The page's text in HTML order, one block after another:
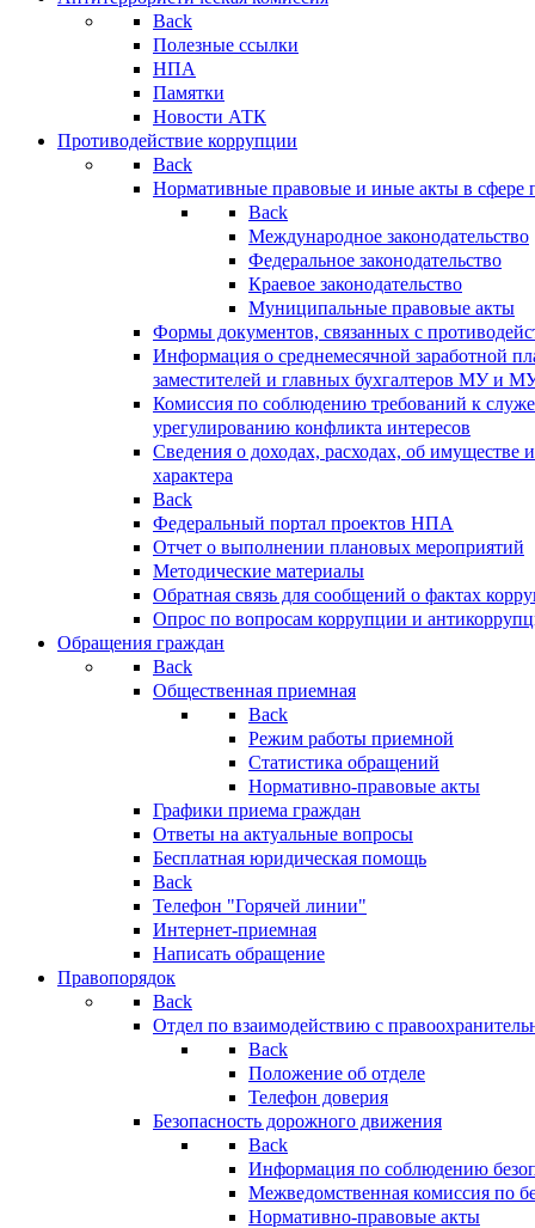
Back
Полезные ссылки
НПА
Памятки
Новости АТК
Противодействие коррупции
Back
Нормативные правовые и иные акты в сфере
Back
Международное законодательство
Федеральное законодательство
Краевое законодательство
Муниципальные правовые акты
Формы документов, связанных с
Информация о среднемесячной заработной
заместителей и главных бухгалтеров МУ и
Комиссия по соблюдению требований к
урегулированию конфликта интересов
Сведения о доходах, расходах, об имуществе
характера
Back
Федеральный портал проектов НПА
Отчет о выполнении плановых мероприятий
Методические материалы
Обратная связь для сообщений о фактах
Опрос по вопросам коррупции и
Обращения граждан
Back
Общественная приемная
Back
Режим работы приемной
Статистика обращений
Нормативно-правовые акты
Графики приема граждан
Ответы на актуальные вопросы
Бесплатная юридическая помощь
Back
Телефон "Горячей линии"
Интернет-приемная
Написать обращение
Правопорядок
Back
Отдел по взаимодействию с
Back
Положение об отделе
Телефон доверия
Безопасность дорожного движения
Back
Информация по соблюдению
Межведомственная комиссия по
Нормативно-правовые акты